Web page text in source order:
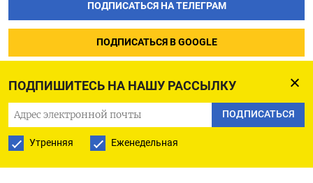
ПОДПИШИТЕСЬ НА НАШУ РАССЫЛКУ
ПОДПИСАТЬСЯ
Утренняя Еженедельная
ПОДПИСАТЬСЯ НА ТЕЛЕГРАМ
ПОДПИСАТЬСЯ В GOOGLE